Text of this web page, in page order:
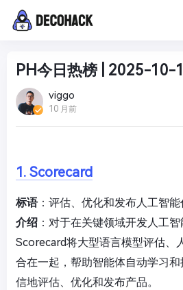
PH今日热榜 | 2025-10-
viggo
10 月前
1. Scorecard
标语：评估、优化和发布人工智能
介绍 ：对于在关键领域开发人工智
Scorecard将大型语言模型评估、
合在一起，帮助智能体自动学习
信地评估、优化和发布产品。